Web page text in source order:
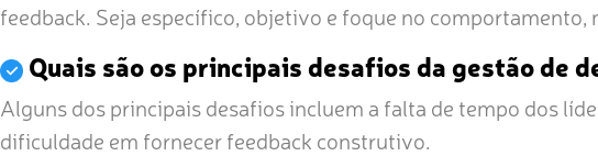
feedback. Seja específico, objetivo e foque no comportamento,
Quais são os principais desafios da gestão de
Alguns dos principais desafios incluem a falta de tempo dos
dificuldade em fornecer feedback construtivo.